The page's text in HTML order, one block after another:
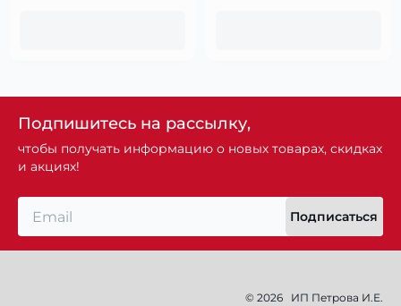
Подпишитесь на рассылку,
чтобы получать информацию о новых товарах, скидках
и акциях!
Подписаться
© 2026 ИП Петрова И.Е.